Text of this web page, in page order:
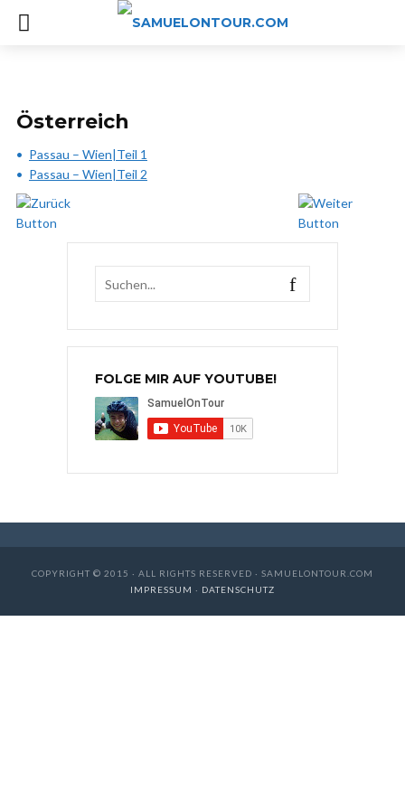
Österreich
Passau – Wien|Teil 1
Passau – Wien|Teil 2
FOLGE MIR AUF YOUTUBE!
COPYRIGHT © 2015 · ALL RIGHTS RESERVED · SAMUELONTOUR.COM
IMPRESSUM · DATENSCHUTZ